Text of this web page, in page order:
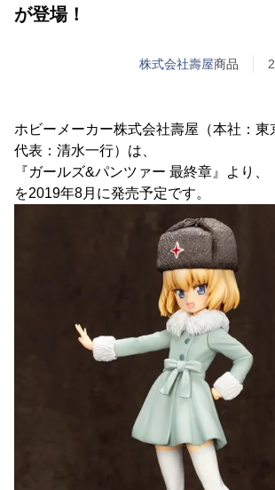
が登場！
株式会社壽屋商品
ホビーメーカー株式会社壽屋（本社：東
代表：清水一行）は、
『ガールズ&パンツァー 最終章』より、
を2019年8月に発売予定です。